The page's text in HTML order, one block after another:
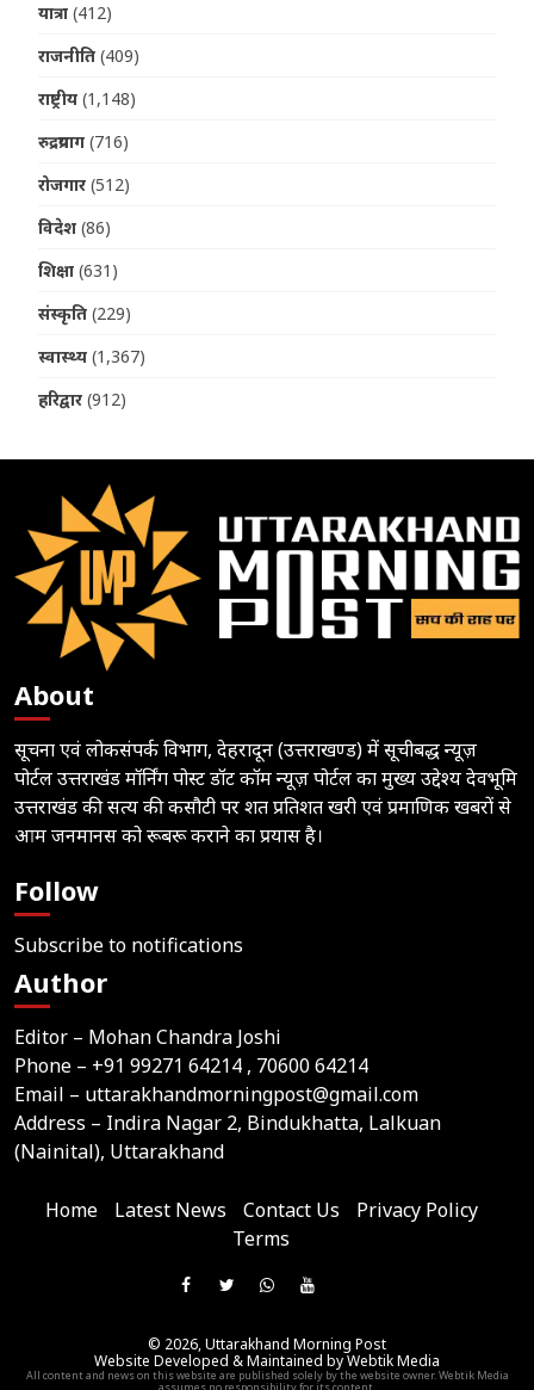
यात्रा (412)
राजनीति (409)
राष्ट्रीय (1,148)
रुद्रप्रयाग (716)
रोजगार (512)
विदेश (86)
शिक्षा (631)
संस्कृति (229)
स्वास्थ्य (1,367)
हरिद्वार (912)
About
सूचना एवं लोकसंपर्क विभाग, देहरादून (उत्तराखण्ड) में सूचीबद्ध न्यूज़
पोर्टल उत्तराखंड मॉर्निंग पोस्ट डॉट कॉम न्यूज़ पोर्टल का मुख्य उद्देश्य देवभूमि
उत्तराखंड की सत्य की कसौटी पर शत प्रतिशत खरी एवं प्रमाणिक खबरों से
आम जनमानस को रूबरू कराने का प्रयास है।
Follow
Subscribe to notifications
Author
Editor – Mohan Chandra Joshi
Phone – +91 99271 64214 , 70600 64214
Email – uttarakhandmorningpost@gmail.com
Address – Indira Nagar 2, Bindukhatta, Lalkuan
(Nainital), Uttarakhand
Home Latest News Contact Us
Privacy Policy
Terms
Like
On
Follow
On
Join
WhatsApp
Subscribe
YouTube
on
Telegram
© 2026,Uttarakhand Morning Post
Website Developed & Maintained by Webtik Media
All content and news on this website are published solely by the website owner. Webtik Media
assumes no responsibility for its content.